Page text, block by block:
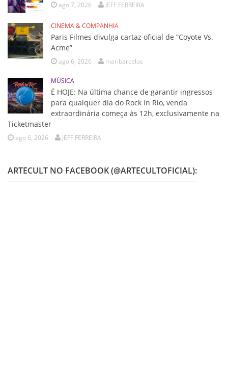
ago 7, 2026 JEFF FERREIRA
CINEMA & COMPANHIA
Paris Filmes divulga cartaz oficial de “Coyote Vs.
Acme”
ago 6, 2026 maribarcelos
MÚSICA
É HOJE: Na última chance de garantir ingressos
para qualquer dia do Rock in Rio, venda
extraordinária começa às 12h, exclusivamente na
Ticketmaster
ago 6, 2026 JEFF FERREIRA
ARTECULT NO FACEBOOK (@ARTECULTOFICIAL):